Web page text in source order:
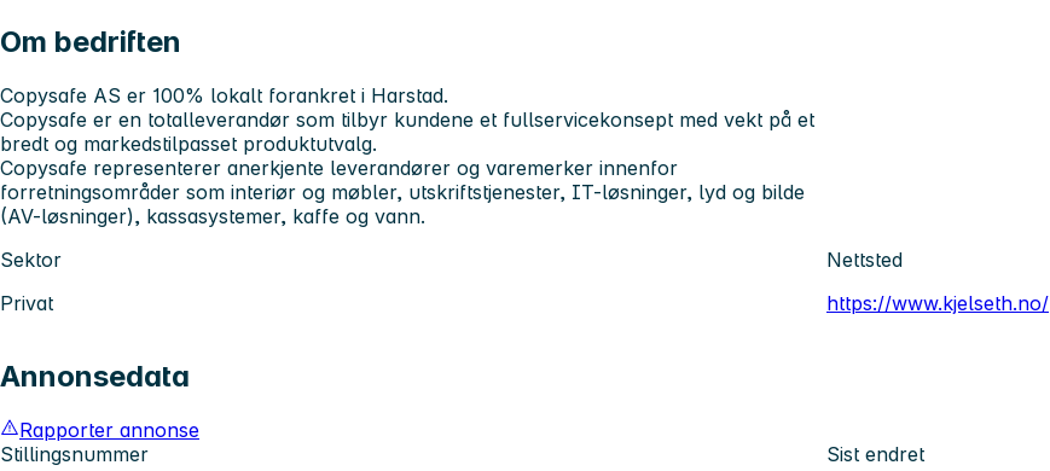
Om bedriften
Copysafe AS er 100% lokalt forankret i Harstad.
Copysafe er en totalleverandør som tilbyr kundene et fullservicekonsept med vekt på et
bredt og markedstilpasset produktutvalg.
Copysafe representerer anerkjente leverandører og varemerker innenfor
forretningsområder som interiør og møbler, utskriftstjenester, IT-løsninger, lyd og bilde
(AV-løsninger), kassasystemer, kaffe og vann.
Sektor
Privat
Nettsted
https://www.kjelseth.no/
Annonsedata
Rapporter annonse
Stillingsnummer
Sist endret